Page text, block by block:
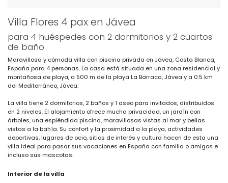
Villa Flores 4 pax en Jávea
para 4 huéspedes con 2 dormitorios y 2 cuartos
de baño
Maravillosa y cómoda villa con piscina privada en Jávea, Costa Blanca,
España para 4 personas. La casa está situada en una zona residencial y
montañosa de playa, a 500 m de la playa La Barraca, Jávea y a 0.5 km
del Mediterráneo, Jávea.
La villa tiene 2 dormitorios, 2 baños y 1 aseo para invitados, distribuidos
en 2 niveles. El alojamiento ofrece mucha privacidad, un jardín con
árboles, una espléndida piscina, maravillosas vistas al mar y bellas
vistas a la bahía. Su confort y la proximidad a la playa, actividades
deportivas, lugares de ocio, sitios de interés y cultura hacen de esta una
villa ideal para pasar sus vacaciones en España con familia o amigos e
incluso sus mascotas.
Interior de la villa